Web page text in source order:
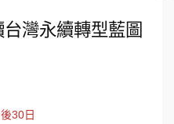
灣永續轉型藍圖
30日